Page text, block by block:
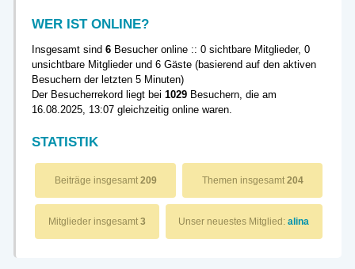
WER IST ONLINE?
Insgesamt sind 6 Besucher online :: 0 sichtbare Mitglieder, 0
unsichtbare Mitglieder und 6 Gäste (basierend auf den aktiven
Besuchern der letzten 5 Minuten)
Der Besucherrekord liegt bei 1029 Besuchern, die am
16.08.2025, 13:07 gleichzeitig online waren.
STATISTIK
Beiträge insgesamt 209 Themen insgesamt 204
Mitglieder insgesamt 3 Unser neuestes Mitglied:alina